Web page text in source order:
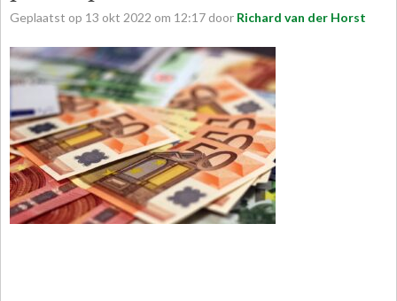
Geplaatst op 13 okt 2022 om 12:17 door Richard van der Horst